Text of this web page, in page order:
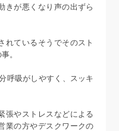
きが悪くなり声の出ずら
れているそうでそのスト
。
呼吸がしやすく、スッキ
張やストレスなどによる
業の方やデスクワークの